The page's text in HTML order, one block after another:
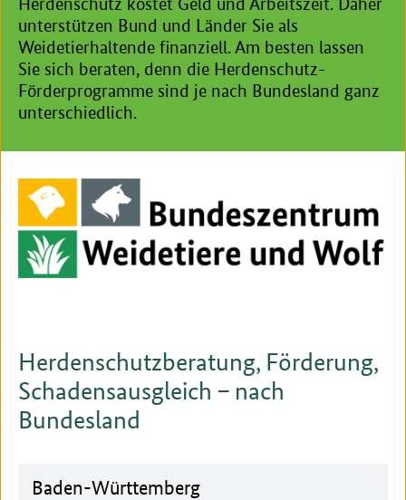
unterstützen Bund und Länder Sie als
Weidetierhaltende finanziell. Am besten lassen
Sie sich beraten, denn die Herdenschutz-
Förderprogramme sind je nach Bundesland ganz
unterschiedlich.
Herdenschutzberatung, Förderung,
Schadensausgleich – nach
Bundesland
Baden-Württemberg